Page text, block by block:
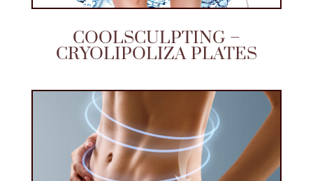
COOLSCULPTING –
CRYOLIPOLIZA PLATES